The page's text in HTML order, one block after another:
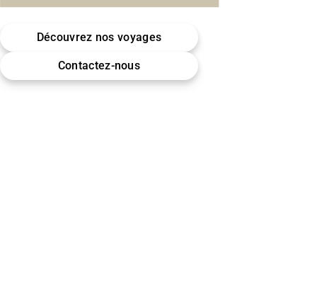
Découvrez nos voyages
Contactez-nous
Omra (Umrah) · Hajj
Encadrement & accompagnement